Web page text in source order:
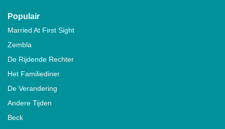
Populair
Married At First Sight
Zembla
De Rijdende Rechter
Het Familiediner
De Verandering
Andere Tijden
Beck